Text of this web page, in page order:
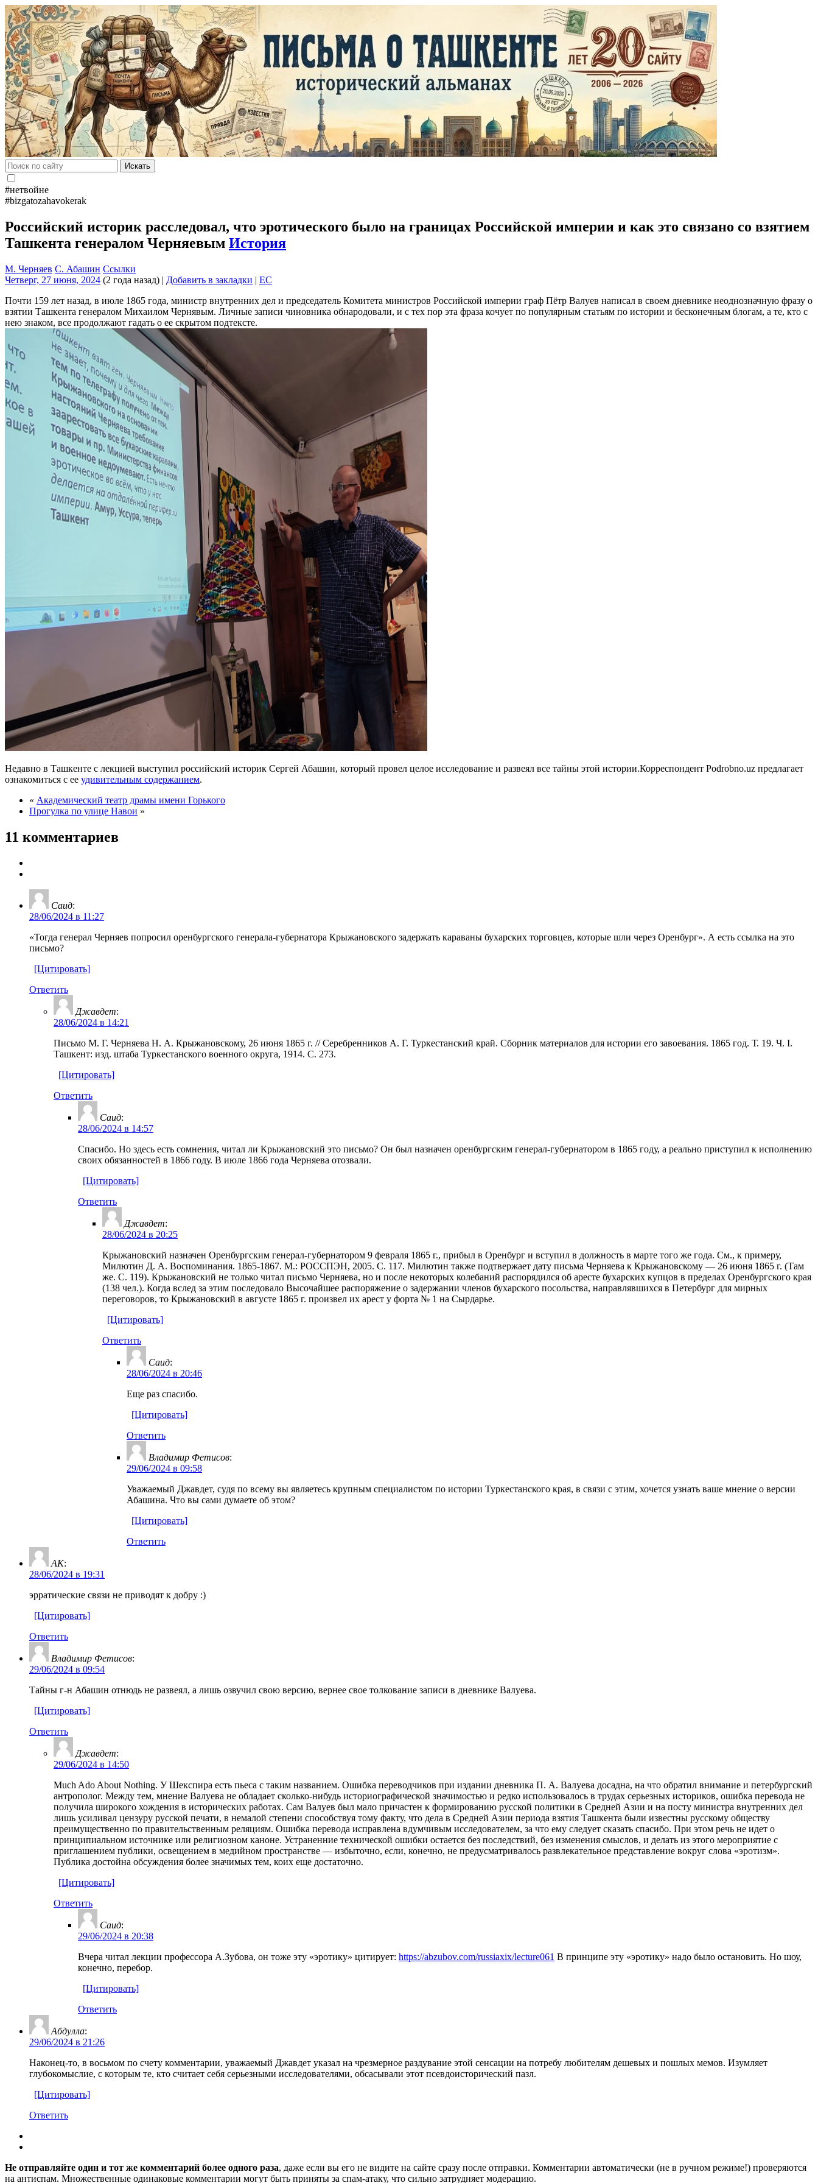
Искать
#нетвойне
#bizgatozahavokerak
Российский историк расследовал, что эротического было на границах Российской империи и как это связано со взятием
Ташкента генералом Черняевым История
М. Черняев С. Абашин Ссылки
Четверг, 27 июня, 2024 (2 года назад) | Добавить в закладки | EC
Почти 159 лет назад, в июле 1865 года, министр внутренних дел и председатель Комитета министров Российской империи граф Пётр Валуев написал в своем дневнике неоднозначную фразу о
взятии Ташкента генералом Михаилом Чернявым. Личные записи чиновника обнародовали, и с тех пор эта фраза кочует по популярным статьям по истории и бесконечным блогам, а те, кто с
нею знаком, все продолжают гадать о ее скрытом подтексте.
Недавно в Ташкенте с лекцией выступил российский историк Сергей Абашин, который провел целое исследование и развеял все тайны этой истории.Корреспондент Podrobno.uz предлагает
ознакомиться с ее удивительным содержанием.
« Академический театр драмы имени Горького
Прогулка по улице Навои »
11 комментариев
Саид:
28/06/2024 в 11:27
«Тогда генерал Черняев попросил оренбургского генерала-губернатора Крыжановского задержать караваны бухарских торговцев, которые шли через Оренбург». А есть ссылка на это
письмо?
[Цитировать]
Ответить
Джавдет:
28/06/2024 в 14:21
Письмо М. Г. Черняева Н. А. Крыжановскому, 26 июня 1865 г. // Серебренников А. Г. Туркестанский край. Сборник материалов для истории его завоевания. 1865 год. Т. 19. Ч. I.
Ташкент: изд. штаба Туркестанского военного округа, 1914. С. 273.
[Цитировать]
Ответить
Саид:
28/06/2024 в 14:57
Спасибо. Но здесь есть сомнения, читал ли Крыжановский это письмо? Он был назначен оренбургским генерал-губернатором в 1865 году, а реально приступил к исполнению
своих обязанностей в 1866 году. В июле 1866 года Черняева отозвали.
[Цитировать]
Ответить
Джавдет:
28/06/2024 в 20:25
Крыжановский назначен Оренбургским генерал-губернатором 9 февраля 1865 г., прибыл в Оренбург и вступил в должность в марте того же года. См., к примеру,
Милютин Д. А. Воспоминания. 1865-1867. М.: РОССПЭН, 2005. С. 117. Милютин также подтвержает дату письма Черняева к Крыжановскому — 26 июня 1865 г. (Там
же. С. 119). Крыжановский не только читал письмо Черняева, но и после некоторых колебаний распорядился об аресте бухарских купцов в пределах Оренбургского края
(138 чел.). Когда вслед за этим последовало Высочайшее распоряжение о задержании членов бухарского посольства, направлявшихся в Петербург для мирных
переговоров, то Крыжановский в августе 1865 г. произвел их арест у форта № 1 на Сырдарье.
[Цитировать]
Ответить
Саид:
28/06/2024 в 20:46
Еще раз спасибо.
[Цитировать]
Ответить
Владимир Фетисов:
29/06/2024 в 09:58
Уважаемый Джавдет, судя по всему вы являетесь крупным специалистом по истории Туркестанского края, в связи с этим, хочется узнать ваше мнение о версии
Абашина. Что вы сами думаете об этом?
[Цитировать]
Ответить
AK:
28/06/2024 в 19:31
эрратические связи не приводят к добру :)
[Цитировать]
Ответить
Владимир Фетисов:
29/06/2024 в 09:54
Тайны г-н Абашин отнюдь не развеял, а лишь озвучил свою версию, вернее свое толкование записи в дневнике Валуева.
[Цитировать]
Ответить
Джавдет:
29/06/2024 в 14:50
Much Ado About Nothing. У Шекспира есть пьеса с таким названием. Ошибка переводчиков при издании дневника П. А. Валуева досадна, на что обратил внимание и петербургский
антрополог. Между тем, мнение Валуева не обладает сколько-нибудь историографической значимостью и редко использовалось в трудах серьезных историков, ошибка перевода не
получила широкого хождения в исторических работах. Сам Валуев был мало причастен к формированию русской политики в Средней Азии и на посту министра внутренних дел
лишь усиливал цензуру русской печати, в немалой степени способствуя тому факту, что дела в Средней Азии периода взятия Ташкента были известны русскому обществу
преимущественно по правительственным реляциям. Ошибка перевода исправлена вдумчивым исследователем, за что ему следует сказать спасибо. При этом речь не идет о
принципиальном источнике или религиозном каноне. Устраненние технической ошибки остается без последствий, без изменения смыслов, и делать из этого мероприятие с
приглашением публики, освещением в медийном пространстве — избыточно, если, конечно, не предусматривалось развлекательное представление вокруг слова «эротизм».
Публика достойна обсуждения более значимых тем, коих еще достаточно.
[Цитировать]
Ответить
Саид:
29/06/2024 в 20:38
Вчера читал лекции профессора А.Зубова, он тоже эту «эротику» цитирует: https://abzubov.com/russiaxix/lecture061 В принципе эту «эротику» надо было остановить. Но шоу,
конечно, перебор.
[Цитировать]
Ответить
Абдулла:
29/06/2024 в 21:26
Наконец-то, в восьмом по счету комментарии, уважаемый Джавдет указал на чрезмерное раздувание этой сенсации на потребу любителям дешевых и пошлых мемов. Изумляет
глубокомыслие, с которым те, кто считает себя серьезными исследователями, обсасывали этот псевдоисторический пазл.
[Цитировать]
Ответить
Не отправляйте один и тот же комментарий более одного раза, даже если вы его не видите на сайте сразу после отправки. Комментарии автоматически (не в ручном режиме!) проверяются
на антиспам. Множественные одинаковые комментарии могут быть приняты за спам-атаку, что сильно затрудняет модерацию.